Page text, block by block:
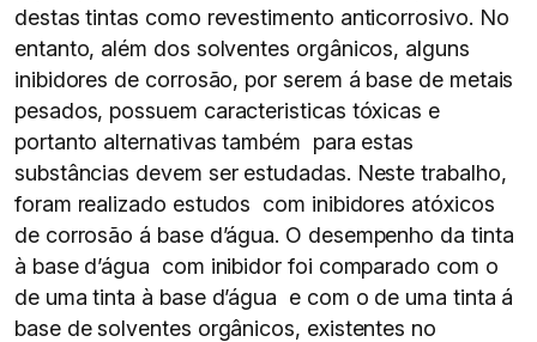
destas tintas como revestimento anticorrosivo. No
entanto, além dos solventes orgânicos, alguns
inibidores de corrosão, por serem á base de metais
pesados, possuem caracteristicas tóxicas e
portanto alternativas também para estas
substâncias devem ser estudadas. Neste trabalho,
foram realizado estudos com inibidores atóxicos
de corrosão á base d’água. O desempenho da tinta
à base d’água com inibidor foi comparado com o
de uma tinta à base d’água e com o de uma tinta á
base de solventes orgânicos, existentes no